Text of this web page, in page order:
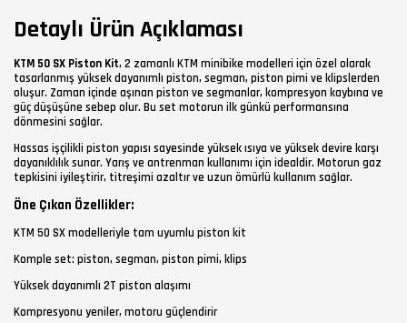
Detaylı Ürün Açıklaması
KTM 50 SX Piston Kit, 2 zamanlı KTM minibike modelleri için özel olarak
tasarlanmış yüksek dayanımlı piston, segman, piston pimi ve klipslerden
oluşur. Zaman içinde aşınan piston ve segmanlar, kompresyon kaybına ve
güç düşüşüne sebep olur. Bu set motorun ilk günkü performansına
dönmesini sağlar.
Hassas işçilikli piston yapısı sayesinde yüksek ısıya ve yüksek devire karşı
dayanıklılık sunar. Yarış ve antrenman kullanımı için idealdir. Motorun gaz
tepkisini iyileştirir, titreşimi azaltır ve uzun ömürlü kullanım sağlar.
Öne Çıkan Özellikler:
KTM 50 SX modelleriyle tam uyumlu piston kit
Komple set: piston, segman, piston pimi, klips
Yüksek dayanımlı 2T piston alaşımı
Kompresyonu yeniler, motoru güçlendirir